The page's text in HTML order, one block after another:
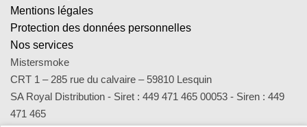
Mentions légales
Protection des données personnelles
Nos services
Mistersmoke
CRT 1 – 285 rue du calvaire – 59810 Lesquin
SA Royal Distribution - Siret : 449 471 465 00053 - Siren : 449
471 465